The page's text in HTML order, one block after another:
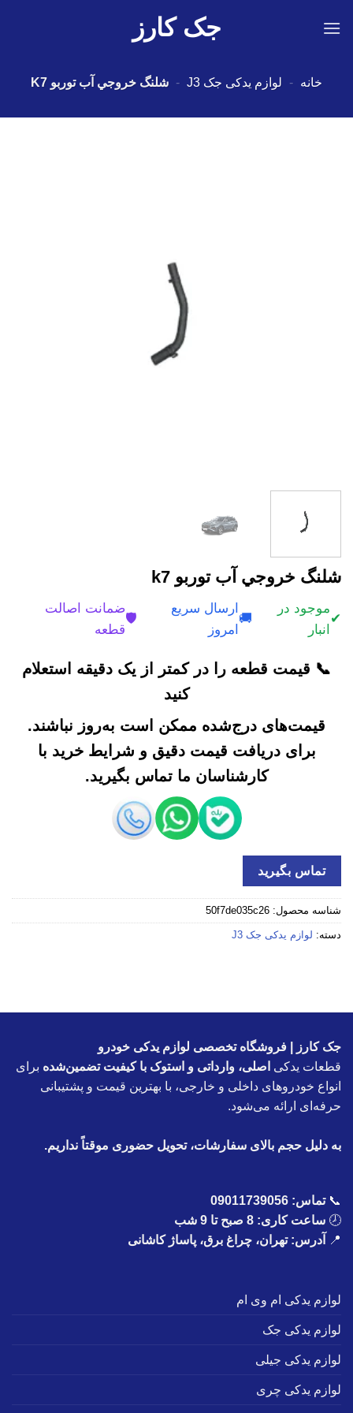
جک کارز
خانه - لوازم یدکی جک J3 - شلنگ خروجي آب توربو K7
شلنگ خروجي آب توربو k7
✔
موجود در
انبار
🚚
ارسال سریع
امروز
🛡️
ضمانت اصالت
قطعه
📞 قیمت قطعه را در کمتر از یک دقیقه استعلام
کنید
قیمت‌های درج‌شده ممکن است به‌روز نباشند.
برای دریافت قیمت دقیق و شرایط خرید با
کارشناسان ما تماس بگیرید.
تماس بگیرید
شناسه محصول: 50f7de035c26
دسته: لوازم یدکی جک J3
جک کارز | فروشگاه تخصصی لوازم یدکی خودرو
قطعات یدکی اصلی، وارداتی و استوک با کیفیت تضمین‌شده برای
انواع خودروهای داخلی و خارجی، با بهترین قیمت و پشتیبانی
حرفه‌ای ارائه می‌شود.
به دلیل حجم بالای سفارشات، تحویل حضوری موقتاً نداریم.
📞تماس: 09011739056
🕗 ساعت کاری: 8 صبح تا 9 شب
📍
آدرس: تهران، چراغ برق، پاساژ کاشانی
لوازم یدکی ام وی ام
لوازم یدکی جک
لوازم یدکی جیلی
لوازم یدکی چری